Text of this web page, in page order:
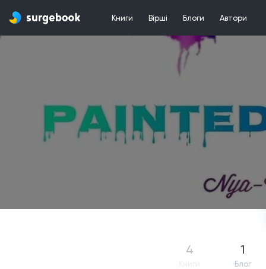
Книги Вірші Блоги Автори
4 1
Блог